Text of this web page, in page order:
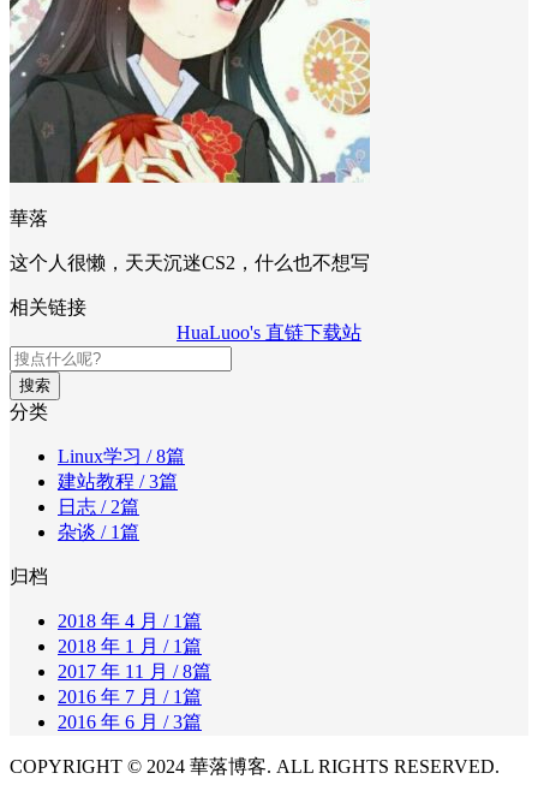
華落
这个人很懒，天天沉迷CS2，什么也不想写
相关链接
HuaLuoo's 直链下载站
搜索
分类
Linux学习 / 8篇
建站教程 / 3篇
日志 / 2篇
杂谈 / 1篇
归档
2018 年 4 月 / 1篇
2018 年 1 月 / 1篇
2017 年 11 月 / 8篇
2016 年 7 月 / 1篇
2016 年 6 月 / 3篇
COPYRIGHT © 2024 華落博客. ALL RIGHTS RESERVED.